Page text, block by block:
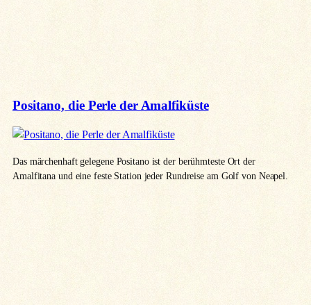
Positano, die Perle der Amalfiküste
Das märchenhaft gelegene Positano ist der berühmteste Ort der
Amalfitana und eine feste Station jeder Rundreise am Golf von Neapel.